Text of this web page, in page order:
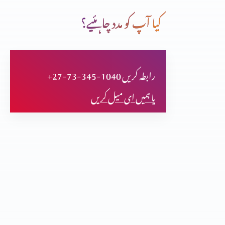
میں اور مسیح
نمک اور نور
کیا آپ کو مدد چاہئیے؟
+27-73-345-1040 رابطہ کریں
یا ہمیں ای میل کریں